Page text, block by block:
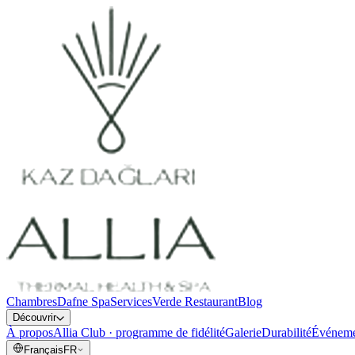
ChambresDafne SpaServicesVerde RestaurantBlog
Découvrir
À proposAllia Club · programme de fidélitéGalerieDurabilité
Français FR